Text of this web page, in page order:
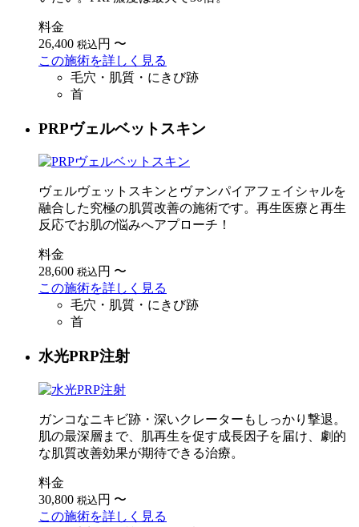
料金
26,400 税込 円 〜
この施術を詳しく見る
毛穴・肌質・にきび跡
首
PRPヴェルベットスキン
ヴェルヴェットスキンとヴァンパイアフェイシャルを
融合した究極の肌質改善の施術です。再生医療と再生
反応でお肌の悩みへアプローチ！
料金
28,600 税込 円 〜
この施術を詳しく見る
毛穴・肌質・にきび跡
首
水光PRP注射
ガンコなニキビ跡・深いクレーターもしっかり撃退。
肌の最深層まで、肌再生を促す成長因子を届け、劇的
な肌質改善効果が期待できる治療。
料金
30,800 税込 円 〜
この施術を詳しく見る